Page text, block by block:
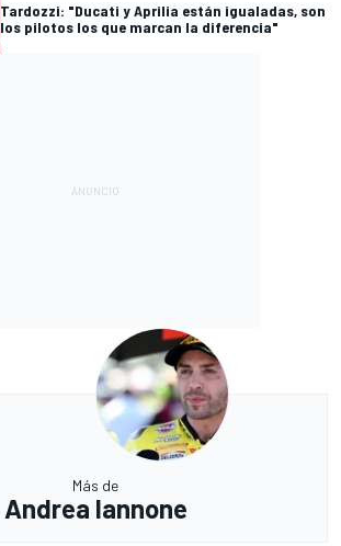
Tardozzi: "Ducati y Aprilia están igualadas, son
los pilotos los que marcan la diferencia"
Más de
Andrea Iannone